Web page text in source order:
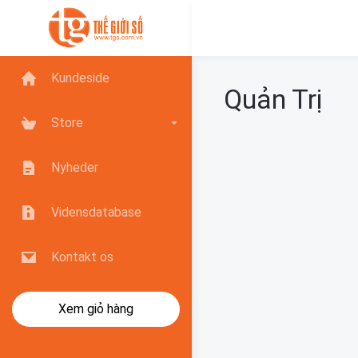
Kundeside
Store
Nyheder
Vidensdatabase
Kontakt os
Xem giỏ hàng
Quản Trị